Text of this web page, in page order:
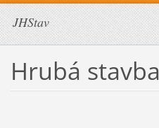
JHStav
Hrubá stavba